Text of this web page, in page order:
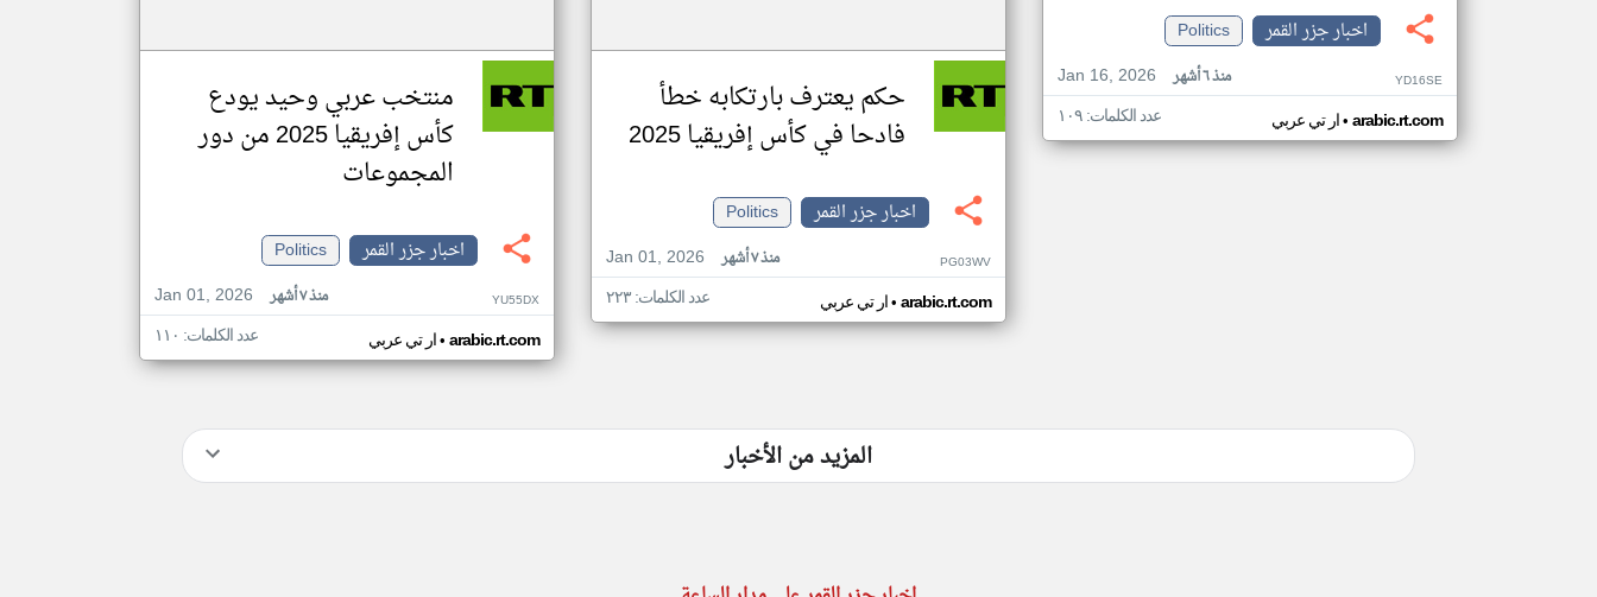
اخبار جزر القمر
Politics
Jan 16, 2026
منذ ٦ أشهر YD16SE
ار تي عربي• arabic.rt.com عدد الكلمات: ١٠٩
حكم يعترف بارتكابه خطأ
فادحا في كأس إفريقيا 2025
اخبار جزر القمر
Politics
Jan 01, 2026
منذ ٧ أشهر PG03WV
ار تي عربي• arabic.rt.com عدد الكلمات: ٢٢٣
منتخب عربي وحيد يودع
كأس إفريقيا 2025 من دور
المجموعات
اخبار جزر القمر
Politics
Jan 01, 2026
منذ ٧ أشهر YU55DX
ار تي عربي• arabic.rt.com عدد الكلمات: ١١٠
المزيد من الأخبار